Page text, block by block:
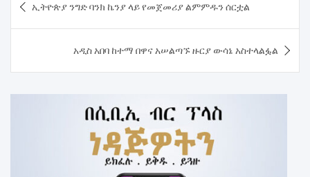
navigation
ኢትዮጵያ ንግድ ባንክ ኬንያ ላይ የመጀመሪያ ልምምዱን ሰርቷል
አዲስ አበባ ከተማ በዋና አሠልጣኙ ዙርያ ውሳኔ አስተላልፏል